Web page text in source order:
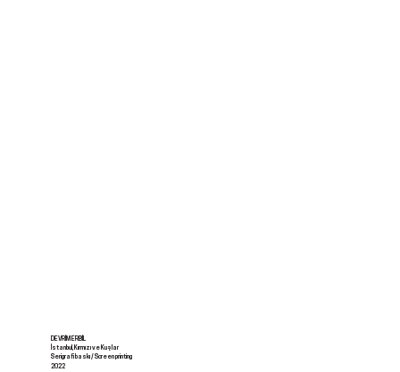
DEVRIM ERBIL
İstanbul, Kırmızı ve Kuşlar
2022
Serigrafi baskı / Screen printing